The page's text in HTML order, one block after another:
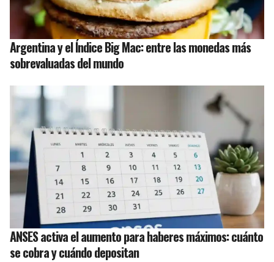
Argentina y el Índice Big Mac: entre las monedas más
sobrevaluadas del mundo
ANSES activa el aumento para haberes máximos: cuánto
se cobra y cuándo depositan